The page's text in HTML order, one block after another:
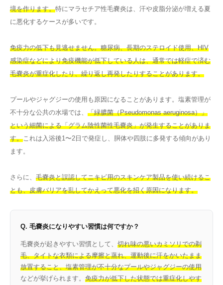
境を作ります。特にマラセチア性毛嚢炎は、汗や皮脂分泌が増える夏
に悪化するケースが多いです。
免疫力の低下も見逃せません。糖尿病、長期のステロイド使用、HIV
感染症などにより免疫機能が低下している人は、通常では軽症で済む
毛嚢炎が重症化したり、繰り返し再発したりすることがあります。
プールやジャグジーの使用も原因になることがあります。塩素管理が
不十分な公共の水場では、 「緑膿菌（Pseudomonas aeruginosa）」
という細菌による「グラム陰性菌性毛嚢炎」が発生することがありま
す。 これは入浴後1〜2日で発症し、胴体や四肢に多発する傾向があり
ます。
さらに、 毛嚢炎と誤認してニキビ用のスキンケア製品を使い続けるこ
とも、皮膚バリアを乱してかえって悪化を招く原因になります。
Q. 毛嚢炎になりやすい習慣は何ですか？
毛嚢炎が起きやすい習慣として、 切れ味の悪いカミソリでの剃
毛、タイトな衣類による摩擦と蒸れ、運動後に汗をかいたまま
放置すること、塩素管理が不十分なプールやジャグジーの使用
などが挙げられます。 免疫力が低下した状態では重症化しやす